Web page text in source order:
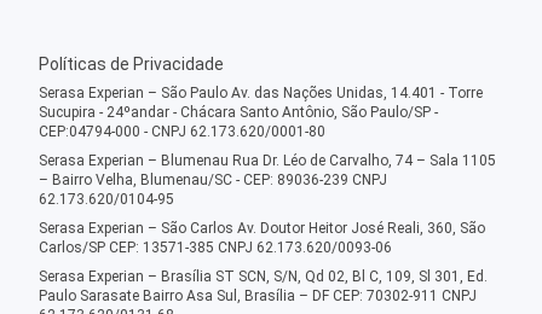
Políticas de Privacidade
Serasa Experian – São Paulo Av. das Nações Unidas, 14.401 - Torre
Sucupira - 24ºandar - Chácara Santo Antônio, São Paulo/SP -
CEP:04794-000 - CNPJ 62.173.620/0001-80
Serasa Experian – Blumenau Rua Dr. Léo de Carvalho, 74 – Sala 1105
– Bairro Velha, Blumenau/SC - CEP: 89036-239 CNPJ
62.173.620/0104-95
Serasa Experian – São Carlos Av. Doutor Heitor José Reali, 360, São
Carlos/SP CEP: 13571-385 CNPJ 62.173.620/0093-06
Serasa Experian – Brasília ST SCN, S/N, Qd 02, Bl C, 109, Sl 301, Ed.
Paulo Sarasate Bairro Asa Sul, Brasília – DF CEP: 70302-911 CNPJ